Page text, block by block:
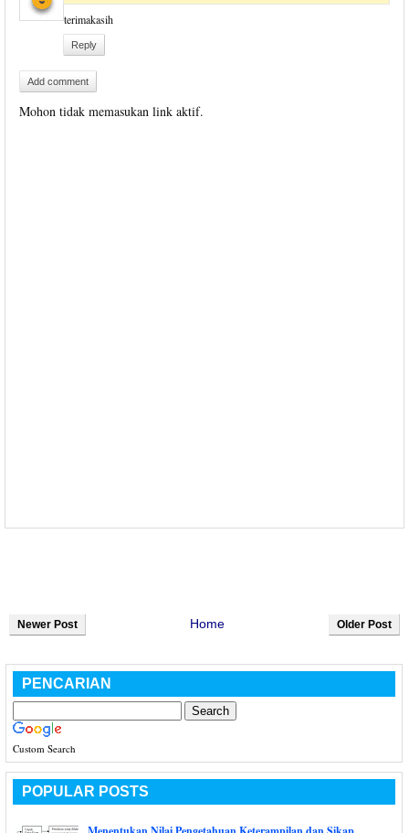
terimakasih
Reply
Add comment
Mohon tidak memasukan link aktif.
Newer Post Older Post
Home
PENCARIAN
Custom Search
POPULAR POSTS